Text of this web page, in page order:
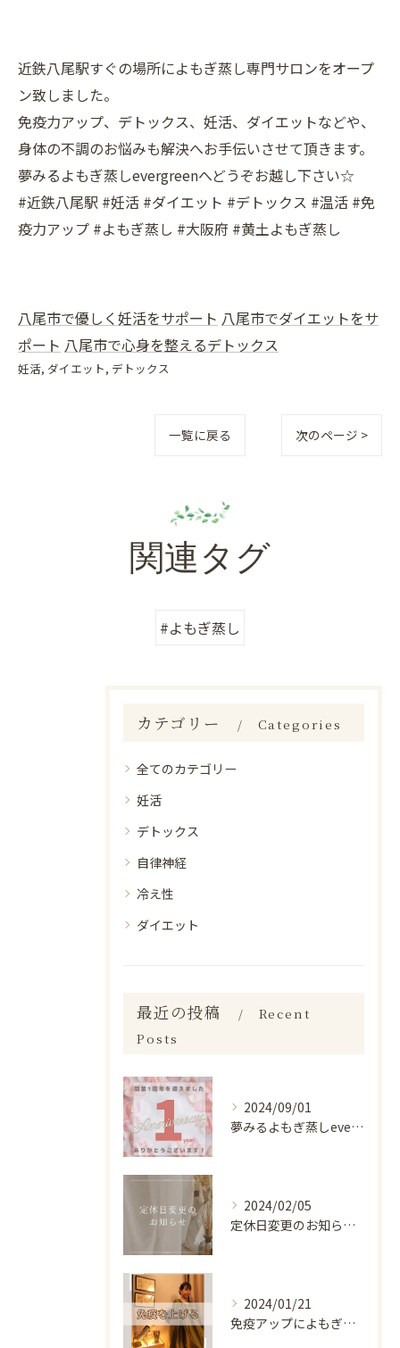
近鉄八尾駅すぐの場所によもぎ蒸し専門サロンをオープ
ン致しました。
免疫力アップ、デトックス、妊活、ダイエットなどや、
身体の不調のお悩みも解決へお手伝いさせて頂きます。
夢みるよもぎ蒸しevergreenへどうぞお越し下さい☆
#近鉄八尾駅 #妊活 #ダイエット #デトックス #温活 #免
疫力アップ #よもぎ蒸し #大阪府 #黄土よもぎ蒸し
八尾市で優しく妊活をサポート 八尾市でダイエットをサ
ポート 八尾市で心身を整えるデトックス
妊活 ダイエット デトックス
一覧に戻る 次のページ >
関連タグ
#よもぎ蒸し
カテゴリー Categories
全てのカテゴリー
妊活
デトックス
自律神経
冷え性
ダイエット
最近の投稿
Recent
Posts
2024/09/01
夢みるよもぎ蒸しevergreenは9/1で1周年を迎える事...
2024/02/05
定休日変更のお知らせ📣
2024/01/21
免疫アップによもぎ蒸し